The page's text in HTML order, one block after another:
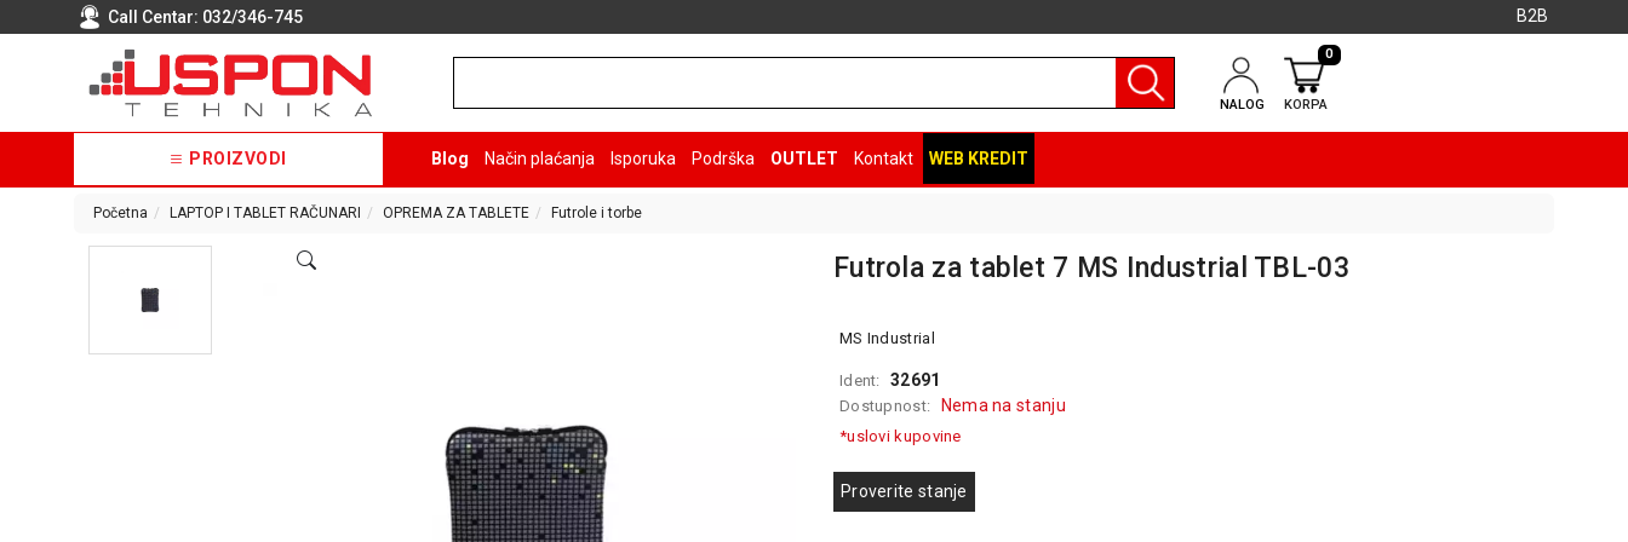
Call Centar: 032/346-745 B2B
NALOG KORPA
0
PROIZVODI Blog Način plaćanja Isporuka Podrška OUTLET Kontakt WEB KREDIT
Početna LAPTOP I TABLET RAČUNARI OPREMA ZA TABLETE Futrole i torbe
Futrola za tablet 7 MS Industrial TBL-03
MS Industrial
Ident: 32691
Dostupnost: Nema na stanju
*uslovi kupovine
Proverite stanje